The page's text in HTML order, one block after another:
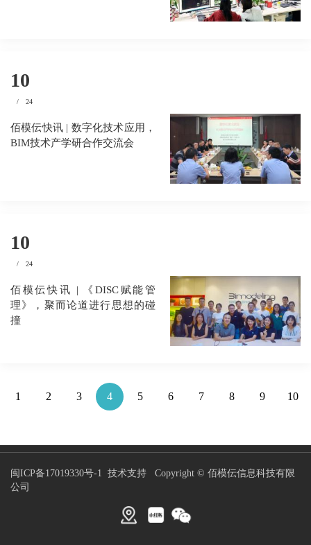
10
/ 24
佰模伝快讯 | 数字化技术应用，
BIM技术产学研合作交流会
10
/ 24
佰模伝快讯 | 《DISC赋能管
理》，聚而论道进行思想的碰
撞
1 2 3 4 5 6 7 8 9 10
闽ICP备17019330号-1 技术支持 Copyright © 佰模伝信息科技有限
公司